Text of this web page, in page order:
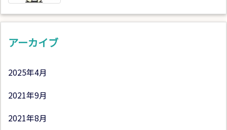
アーカイブ
2025年4月
2021年9月
2021年8月